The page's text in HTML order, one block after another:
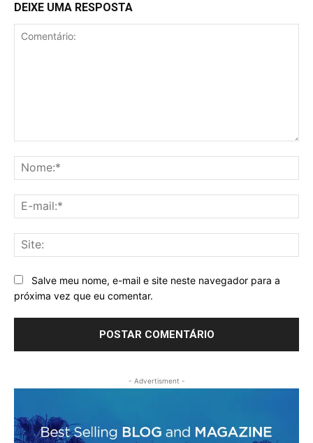
DEIXE UMA RESPOSTA
Salve meu nome, e-mail e site neste navegador para a
próxima vez que eu comentar.
- Advertisment -